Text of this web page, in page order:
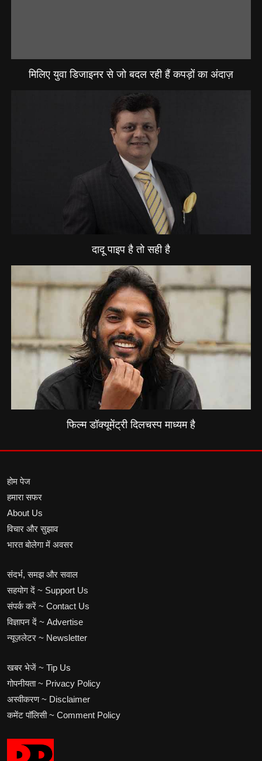
मिलिए युवा डिजाइनर से जो बदल रही हैं कपड़ों का अंदाज़
दादू पाइप है तो सही है
फिल्म डॉक्यूमेंट्री दिलचस्प माध्यम है
होम पेज
हमारा सफर
About Us
विचार और सुझाव
भारत बोलेगा में अवसर
संदर्भ, समझ और सवाल
सहयोग दें ~ Support Us
संपर्क करें ~ Contact Us
विज्ञापन दें ~ Advertise
न्यूज़लेटर ~ Newsletter
खबर भेजें ~ Tip Us
गोपनीयता ~ Privacy Policy
अस्वीकरण ~ Disclaimer
कमेंट पॉलिसी ~ Comment Policy